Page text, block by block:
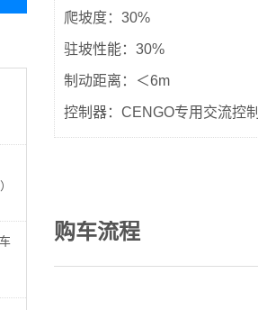
货
爬坡度：30%
驻坡性能：30%
制动距离：＜6m
控制器：CENGO专用交流控
购车流程